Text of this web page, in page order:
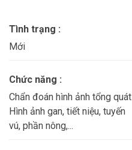
Tình trạng :
Mới
Chức năng :
Chẩn đoán hình ảnh tổng quát
Hình ảnh gan, tiết niệu, tuyến
vú, phần nông,...